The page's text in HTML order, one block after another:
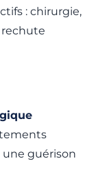
: chirurgie,
rechute
guérison